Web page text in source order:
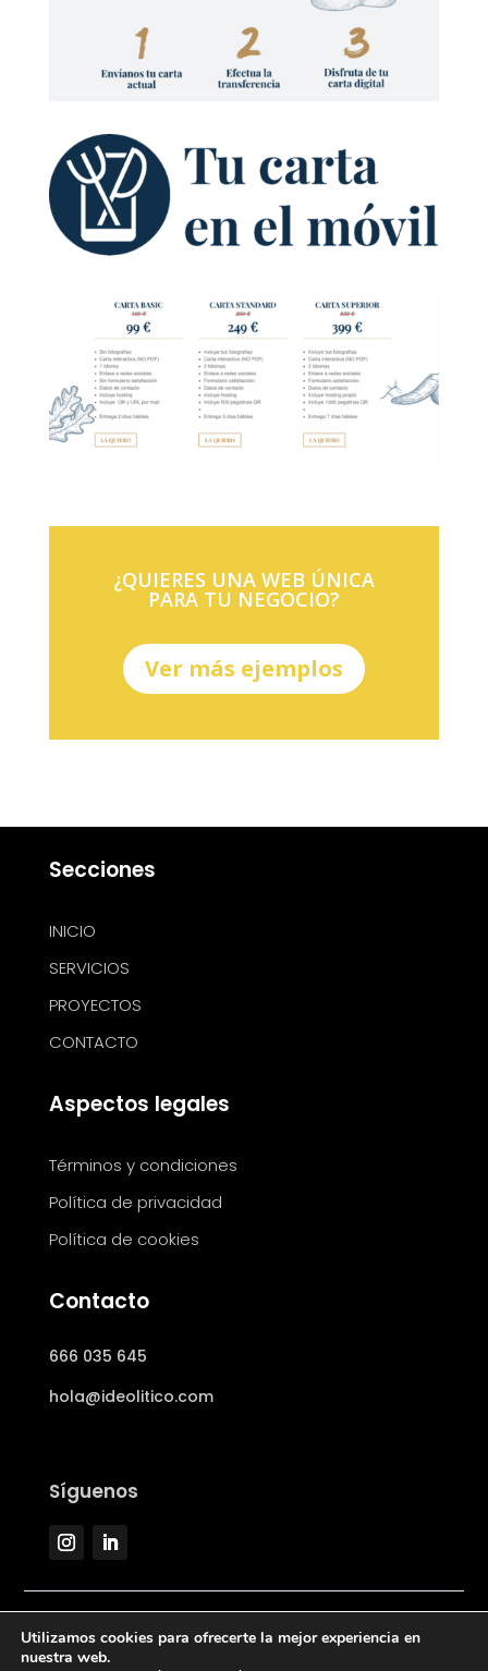
¿QUIERES UNA WEB ÚNICA
PARA TU NEGOCIO?
Ver más ejemplos
Secciones
INICIO
SERVICIOS
PROYECTOS
CONTACTO
Aspectos legales
Términos y condiciones
Política de privacidad
Política de cookies
Contacto
666 035 645
hola@ideolitico.com
Síguenos
Utilizamos cookies para ofrecerte la mejor experiencia en
nuestra web.